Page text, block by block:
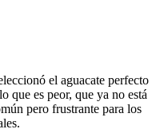
el aguacate perfecto
que es peor, que ya no está
pero frustrante para los